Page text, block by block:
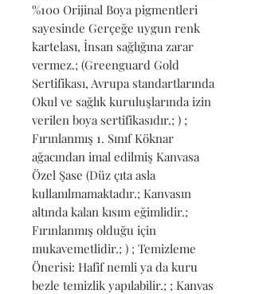
%100 Orijinal Boya pigmentleri
sayesinde Gerçeğe uygun renk
kartelası, İnsan sağlığına zarar
vermez.; (Greenguard Gold
Sertifikası, Avrupa standartlarında
Okul ve sağlık kuruluşlarında izin
verilen boya sertifikasıdır.; ) ;
Fırınlanmış 1. Sınıf Köknar
ağacından imal edilmiş Kanvasa
Özel Şase (Düz çıta asla
kullanılmamaktadır.; Kanvasın
altında kalan kısım eğimlidir.;
Fırınlanmış olduğu için
mukavemetlidir.; ) ; Temizleme
Önerisi: Hafif nemli ya da kuru
bezle temizlik yapılabilir.; ; Kanvas